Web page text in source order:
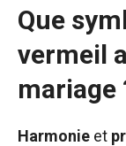
Que
vermeil
mariage
Harmonie et